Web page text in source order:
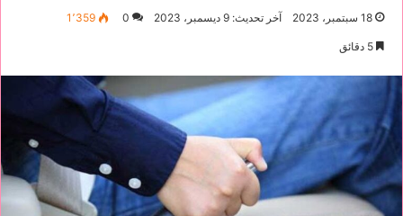
18 سبتمبر، 2023 آخر تحديث: 9 ديسمبر، 2023 0 1٬359